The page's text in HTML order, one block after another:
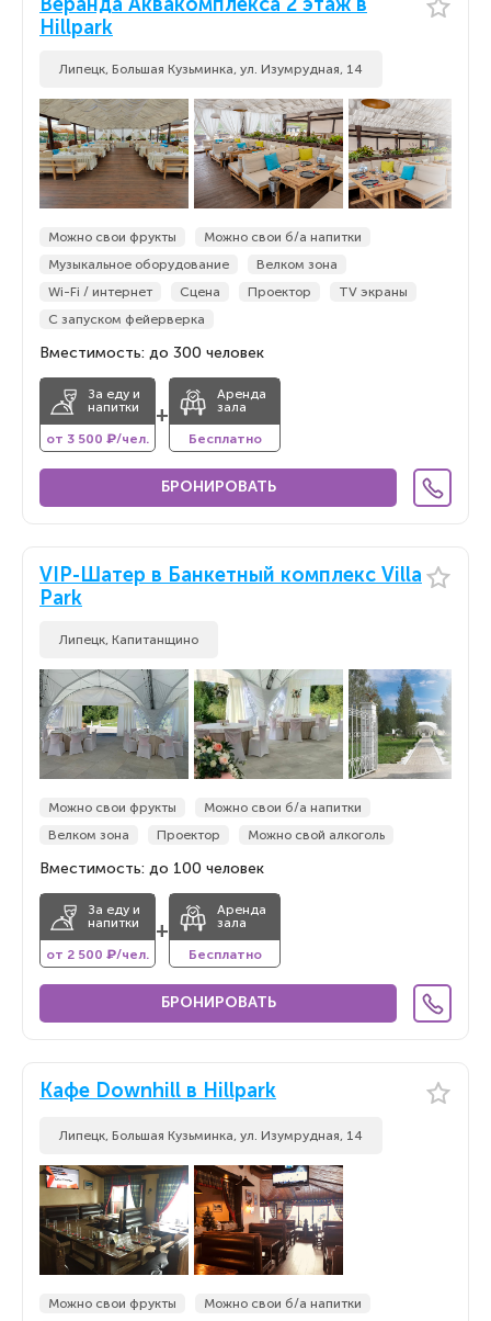
Hillpark
Липецк, Большая Кузьминка, ул. Изумрудная, 14
Можно свои фрукты
Можно свои б/а напитки
Музыкальное оборудование
Велком зона
Wi-Fi / интернет
Сцена Проектор
TV экраны
С запуском фейерверка
Вместимость: до 300 человек
За еду и
напитки
от 3 500 ₽/чел.
+
Аренда
зала
Бесплатно
БРОНИРОВАТЬ
VIP-Шатер в Банкетный комплекс Villa
Park
Липецк, Капитанщино
Можно свои фрукты
Можно свои б/а напитки
Велком зона
Проектор Можно свой алкоголь
Вместимость: до 100 человек
За еду и
напитки
от 2 500 ₽/чел.
+
Аренда
зала
Бесплатно
БРОНИРОВАТЬ
Кафе Downhill в Hillpark
Липецк, Большая Кузьминка, ул. Изумрудная, 14
Можно свои фрукты
Можно свои б/а напитки